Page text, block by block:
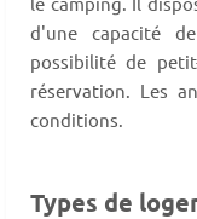
d'une capacité
possibilité de
réservation. Les
conditions.
Types de